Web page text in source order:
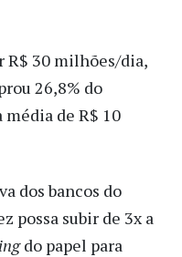
R$ 30 milhões/dia,
26,8% do
média de R$ 10
dos bancos do
possa subir de 3x a
do papel para